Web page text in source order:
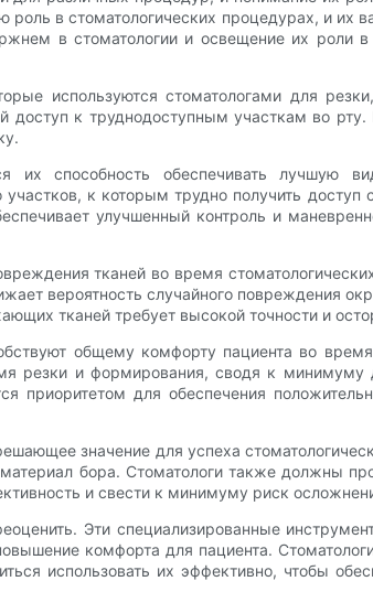
в стоматологических процедурах, и их
в стоматологии и освещение их роли в
используются стоматологами для
к труднодоступным участкам во
их способность обеспечивать лучшую
участков, к которым трудно получить
улучшенный контроль и
тканей во время
вероятность случайного повреждения
тканей требует высокой точности и
общему комфорту пациента во время
резки и формирования, сводя к
для обеспечения
значение для успеха
бора. Стоматологи также должны
и свести к минимуму риск
Эти специализированные
комфорта для пациента.
использовать их эффективно, чтобы